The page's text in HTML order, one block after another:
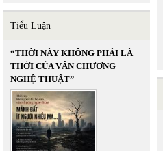
Tiểu Luận
“THỜI NÀY KHÔNG PHẢI LÀ
THỜI CỦA VĂN CHƯƠNG
NGHỆ THUẬT”